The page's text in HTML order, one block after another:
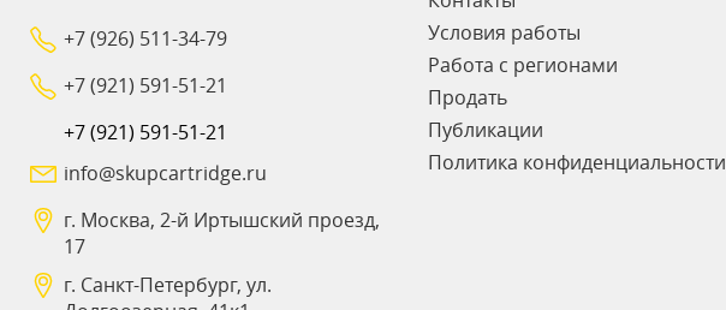
+7 (926) 511-34-79
+7 (921) 591-51-21
+7 (921) 591-51-21
info@skupcartridge.ru
г. Москва, 2-й Иртышский проезд,
17
г. Санкт-Петербург, ул.
Условия работы
Работа с регионами
Продать
Публикации
Политика конфиденциальности